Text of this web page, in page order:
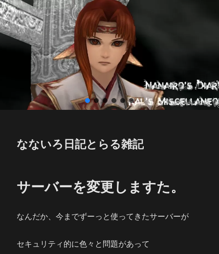
なないろ日記とらる雑記
サーバーを変更しますた。
なんだか、今までずーっと使ってきたサーバーが
セキュリティ的に色々と問題があって